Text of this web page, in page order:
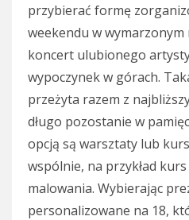
przybierać formę
weekendu w wymarzonym
koncert ulubionego
wypoczynek w górach.
przeżyta razem z
długo pozostanie w
opcją są warsztaty lub
wspólnie, na przykład
malowania. Wybierając
personalizowane na 18,